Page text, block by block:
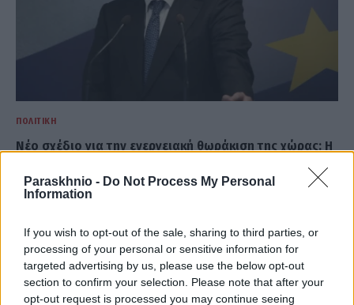
Paraskhnio - Do Not Process My Personal
Information
If you wish to opt-out of the sale, sharing to third parties, or
processing of your personal or sensitive information for
targeted advertising by us, please use the below opt-out
section to confirm your selection. Please note that after your
opt-out request is processed you may continue seeing
ΠΟΛΙΤΙΚΉ
Νέο σχέδιο για την ενεργειακή θωράκιση της χώρας: Η
ΑΝΑΡΤΗΘΗΚΕ ΑΠΟNEWSROOM 6 ΑΥΓΟΎΣΤΟΥ 2026